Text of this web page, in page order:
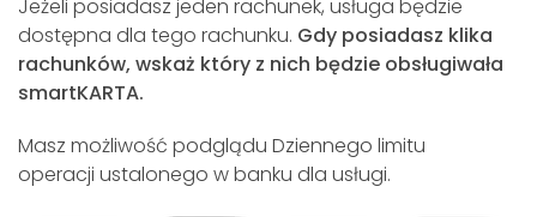
Jeżeli posiadasz jeden rachunek, usługa będzie
dostępna dla tego rachunku. Gdy posiadasz klika
rachunków, wskaż który z nich będzie obsługiwała
smartKARTA.
Masz możliwość podglądu Dziennego limitu
operacji ustalonego w banku dla usługi.